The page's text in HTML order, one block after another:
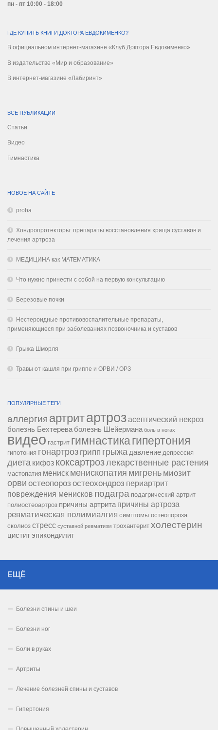
пн - пт 10:00 - 18:00
ГДЕ КУПИТЬ КНИГИ ДОКТОРА ЕВДОКИМЕНКО?
В официальном интернет-магазине «Клуб Доктора Евдокименко»
В издательстве «Мир и образование»
В интернет-магазине «Лабиринт»
ВСЕ ПУБЛИКАЦИИ
Статьи
Видео
Гимнастика
НОВОЕ НА САЙТЕ
proba
Хондропротекторы: препараты восстановления хряща суставов и
лечения артроза
МЕДИЦИНА как МАТЕМАТИКА
Что нужно принести с собой на первую консультацию
Березовые почки
Нестероидные противовоспалительные препараты,
применяющиеся при заболеваниях позвоночника и суставов
Грыжа Шморля
Травы от кашля при гриппе и ОРВИ / ОРЗ
ПОПУЛЯРНЫЕ ТЕГИ
аллергия артритартрозасептический некроз
болезнь Бехтерева болезнь Шейермана боль в ногах
видео гастрит гимнастикагипертония
гипотония гонартроз грипп грыжа давление депрессия
диета кифоз коксартрозлекарственные растения
мастопатия мениск менископатия мигрень миозит
орви остеопороз остеохондроз периартрит
повреждения менисков подагра подагрический артрит
полиостеоартроз причины артрита причины артроза
ревматическая полимиалгия симптомы остеопороза
сколиоз стресс суставной ревматизм трохантерит холестерин
циститэпикондилит
ЕЩЁ
Болезни спины и шеи
Болезни ног
Боли в руках
Артриты
Лечение болезней спины и суставов
Гипертония